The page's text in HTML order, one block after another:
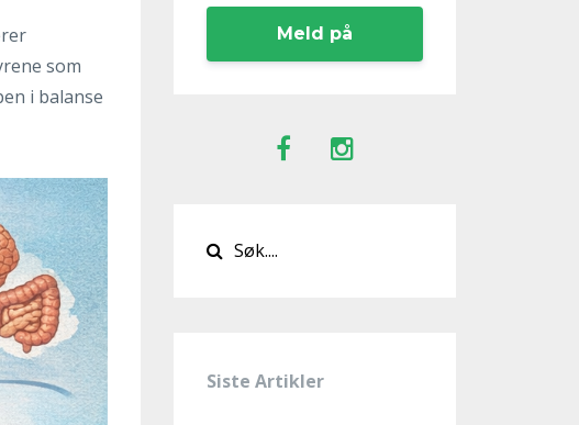
som
i balanse
Meld på
Siste Artikler